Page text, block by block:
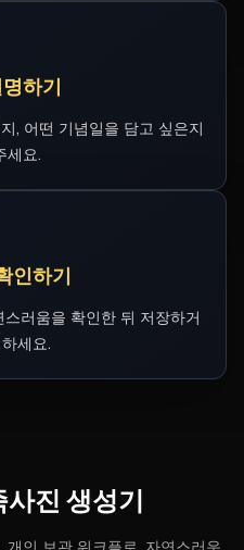
하기
, 어떤 기념일을 담고 싶은지
세요.
인하기
러움을 확인한 뒤 저장하거
세요.
진 생성기